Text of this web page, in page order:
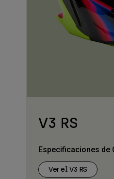
V3 RS
Especificaciones de
Ver el V3 RS